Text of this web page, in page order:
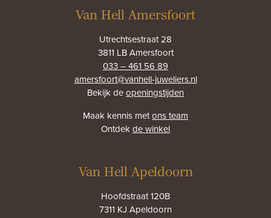
Van Hell Amersfoort
Utrechtsestraat 28
3811 LB Amersfoort
033 – 461 56 89
amersfoort@vanhell-juweliers.nl
Bekijk deopeningstijden
Maak kennis metons team
Ontdekde winkel
Van Hell Apeldoorn
Hoofdstraat 120B
7311 KJ Apeldoorn